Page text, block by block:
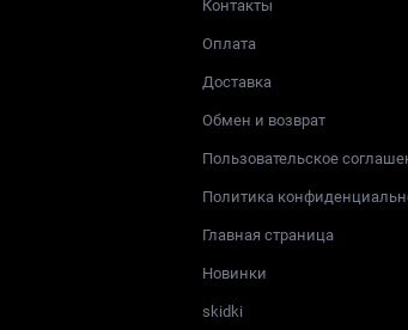
Контакты
Оплата
Доставка
Обмен и возврат
Пользовательское
Политика
Главная страница
Новинки
skidki